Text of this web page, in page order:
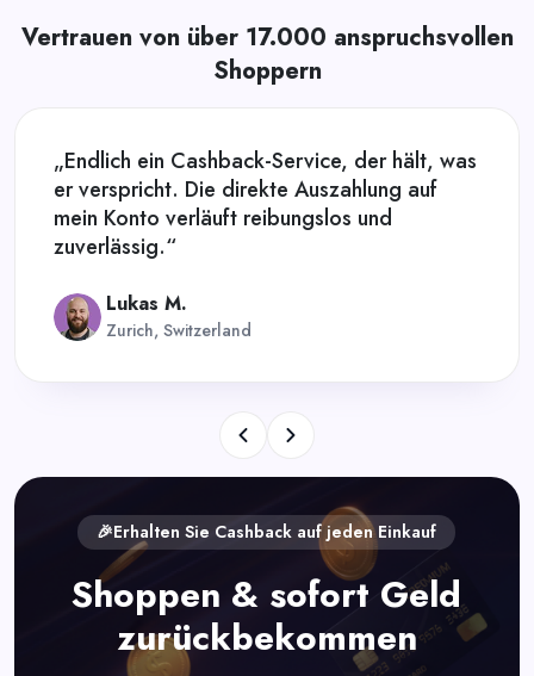
Vertrauen von über 17.000 anspruchsvollen
Shoppern
„Endlich ein Cashback-Service, der hält, was
er verspricht. Die direkte Auszahlung auf
mein Konto verläuft reibungslos und
zuverlässig.“
Lukas M.
Zurich, Switzerland
🎉Erhalten Sie Cashback auf jeden Einkauf
Shoppen & sofort Geld
zurückbekommen